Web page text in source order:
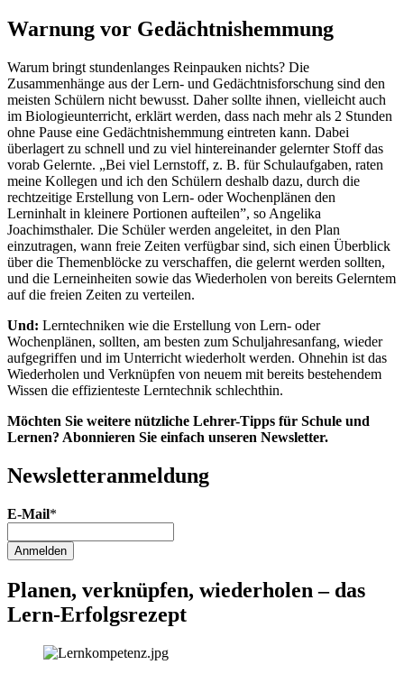
Warnung vor Gedächtnishemmung
Warum bringt stundenlanges Reinpauken nichts? Die
Zusammenhänge aus der Lern- und Gedächtnisforschung sind den
meisten Schülern nicht bewusst. Daher sollte ihnen, vielleicht auch
im Biologieunterricht, erklärt werden, dass nach mehr als 2 Stunden
ohne Pause eine Gedächtnishemmung eintreten kann. Dabei
überlagert zu schnell und zu viel hintereinander gelernter Stoff das
vorab Gelernte. „Bei viel Lernstoff, z. B. für Schulaufgaben, raten
meine Kollegen und ich den Schülern deshalb dazu, durch die
rechtzeitige Erstellung von Lern- oder Wochenplänen den
Lerninhalt in kleinere Portionen aufteilen”, so Angelika
Joachimsthaler. Die Schüler werden angeleitet, in den Plan
einzutragen, wann freie Zeiten verfügbar sind, sich einen Überblick
über die Themenblöcke zu verschaffen, die gelernt werden sollten,
und die Lerneinheiten sowie das Wiederholen von bereits Gelerntem
auf die freien Zeiten zu verteilen.
Und: Lerntechniken wie die Erstellung von Lern- oder
Wochenplänen, sollten, am besten zum Schuljahresanfang, wieder
aufgegriffen und im Unterricht wiederholt werden. Ohnehin ist das
Wiederholen und Verknüpfen von neuem mit bereits bestehendem
Wissen die effizienteste Lerntechnik schlechthin.
Möchten Sie weitere nützliche Lehrer-Tipps für Schule und
Lernen? Abonnieren Sie einfach unseren Newsletter.
Newsletter­anmeldung
E-Mail*
Anmelden
Planen, verknüpfen, wiederholen – das
Lern-Erfolgsrezept